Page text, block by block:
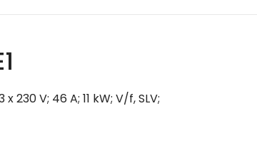
230 V; 46 A; 11 kW; V/f, SLV;